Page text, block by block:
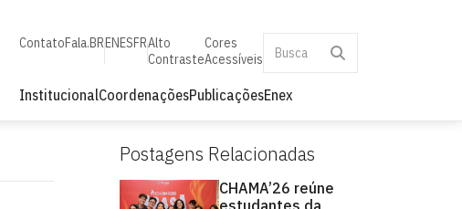
ContatoFala.BRENESFRAlto
Contraste
Cores
Acessíveis
InstitucionalCoordenaçõesPublicaçõesEnex
Postagens Relacionadas
CHAMA’26 reúne
estudantes da